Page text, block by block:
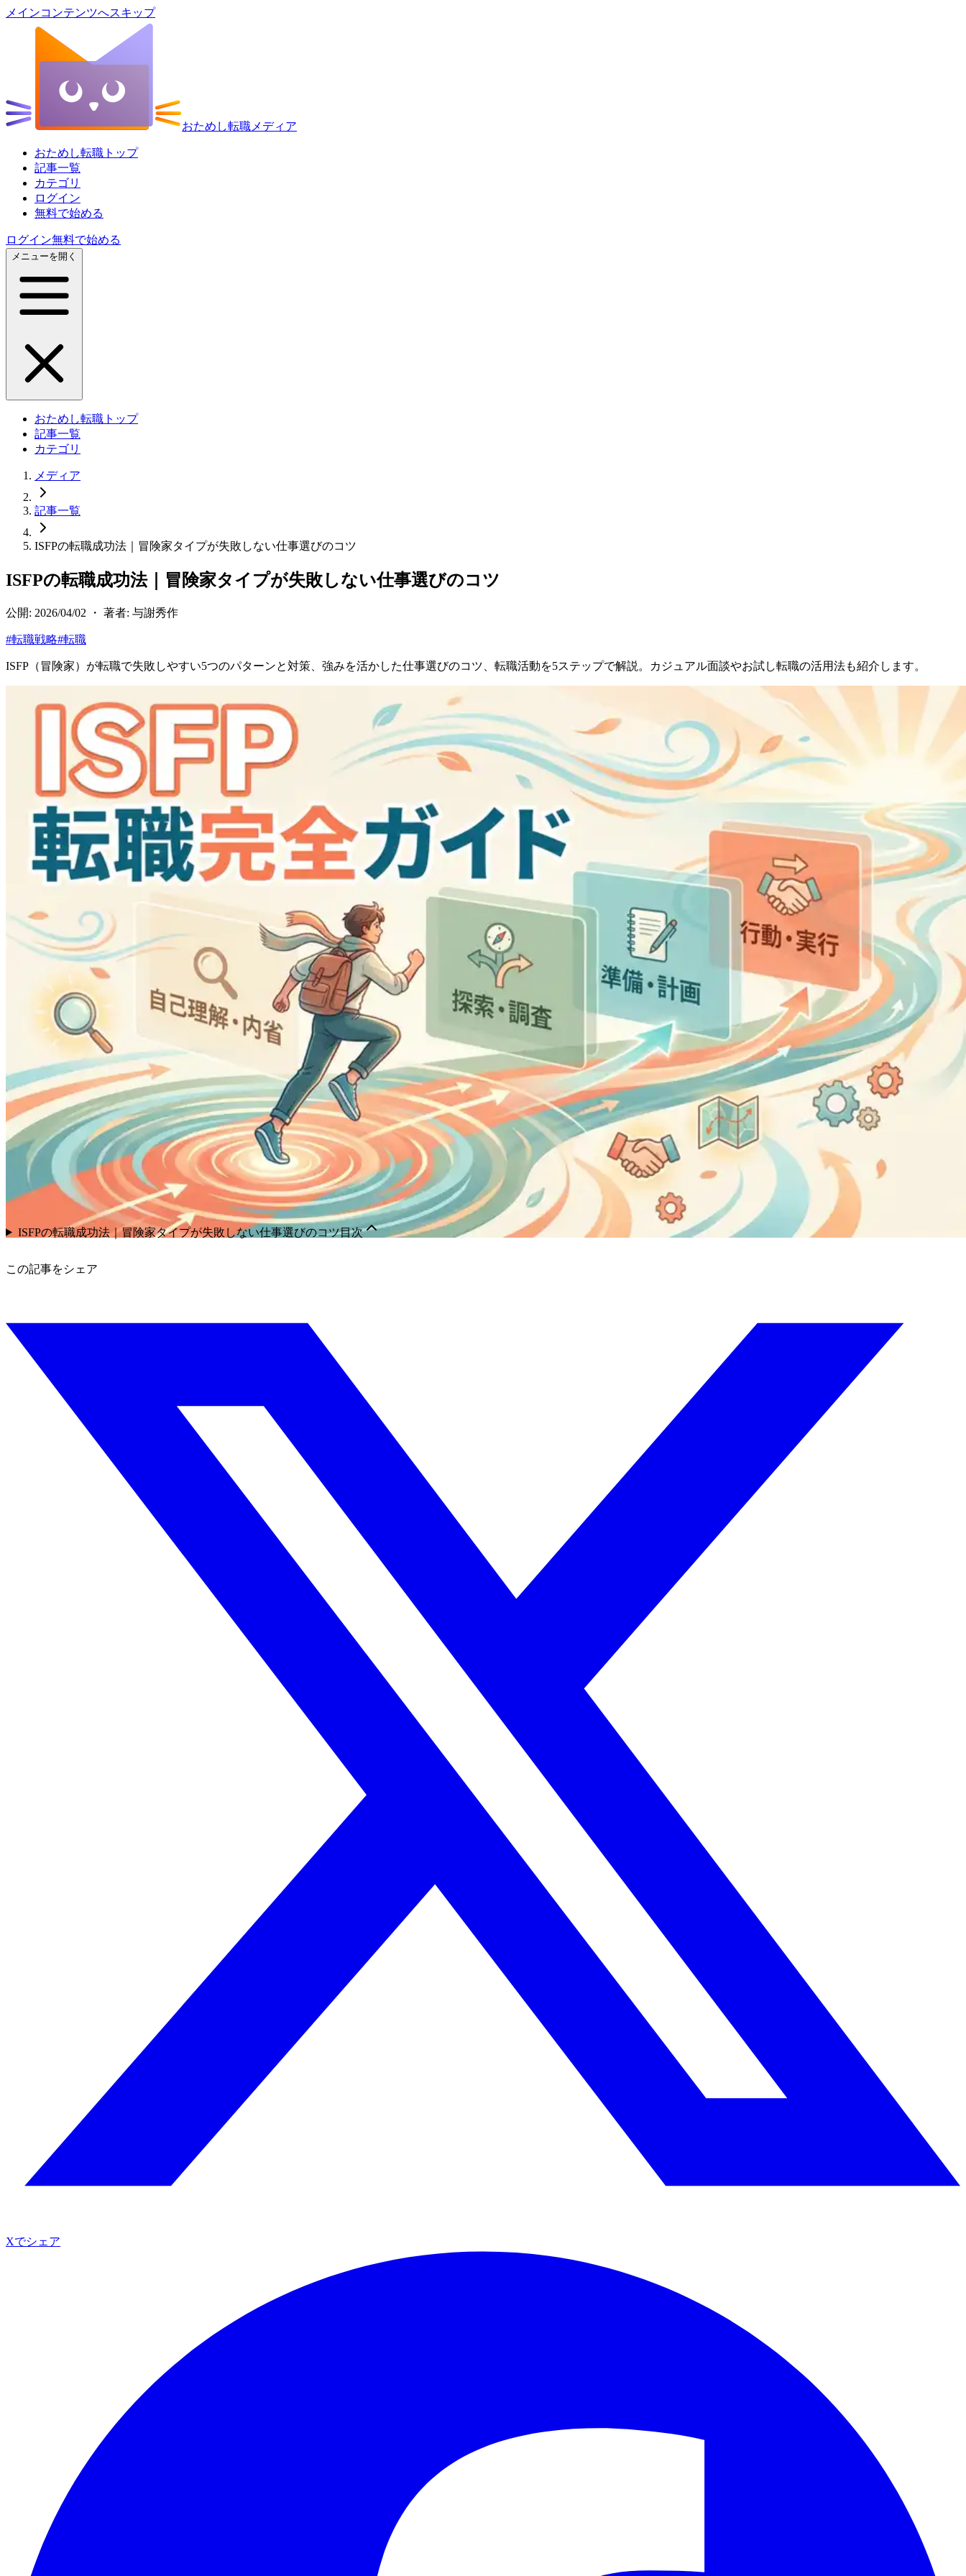
メインコンテンツへスキップ
おためし転職メディア
おためし転職トップ
記事一覧
カテゴリ
ログイン
無料で始める
ログイン無料で始める
メニューを開く
おためし転職トップ
記事一覧
カテゴリ
メディア
記事一覧
ISFPの転職成功法｜冒険家タイプが失敗しない仕事選びのコツ
ISFPの転職成功法｜冒険家タイプが失敗しない仕事選びのコツ
公開: 2026/04/02 ・ 著者: 与謝秀作
#転職戦略#転職
ISFP（冒険家）が転職で失敗しやすい5つのパターンと対策、強みを活かした仕事選びのコツ、転職活動を5ステップで解説。カジュアル面談やお試し転職の活用法も紹介します。
ISFPの転職成功法｜冒険家タイプが失敗しない仕事選びのコツ目次
この記事をシェア
Xでシェア